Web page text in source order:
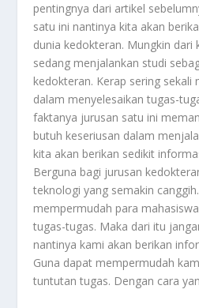
pentingnya dari artikel
satu ini nantinya kita akan
dunia kedokteran. Mungkin dari
sedang menjalankan studi
kedokteran. Kerap sering sekali
dalam menyelesaikan tugas-
faktanya jurusan satu ini
butuh keseriusan dalam
kita akan berikan sedikit
Berguna bagi jurusan
teknologi yang semakin
mempermudah para
tugas-tugas. Maka dari itu
nantinya kami akan berikan
Guna dapat mempermudah
tuntutan tugas. Dengan cara